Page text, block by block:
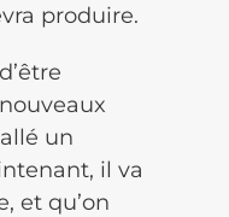
produire.
un
il va
et qu’on